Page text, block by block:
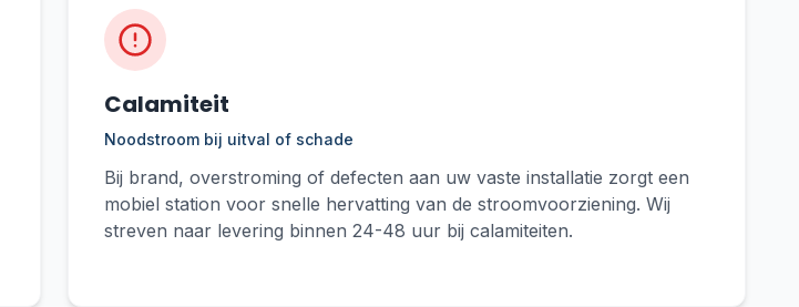
Calamiteit
Noodstroom bij uitval of schade
Bij brand, overstroming of defecten aan uw vaste installatie zorgt een
mobiel station voor snelle hervatting van de stroomvoorziening. Wij
streven naar levering binnen 24-48 uur bij calamiteiten.